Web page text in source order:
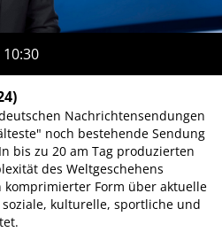
Nachrichtensendungen
noch bestehende Sendung
bis zu 20 am Tag produzierten
des Weltgeschehens
Form über aktuelle
kulturelle, sportliche und